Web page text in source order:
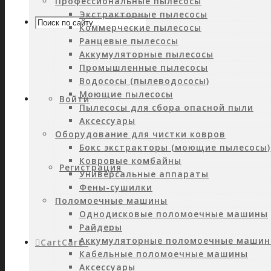
Войти
Регистрация
CartCart0
Экстракторные пылесосы
Коммерческие пылесосы
Ранцевые пылесосы
Аккумуляторные пылесосы
Промышленные пылесосы
Водососы (пылеводососы)
Моющие пылесосы
Пылесосы для сбора опасной пыли
Аксессуары
Оборудование для чистки ковров
Бокс экстракторы (моющие пылесосы)
Ковровые комбайны
Универсальные аппараты
Фены-сушилки
Поломоечные машины
Однодисковые поломоечные машины
Райдеры
Аккумуляторные поломоечные
Кабельные поломоечные машины
Аксессуары